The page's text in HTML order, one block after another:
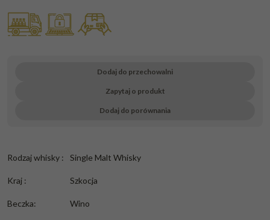
Dodaj do przechowalni
Zapytaj o produkt
Dodaj do porównania
Rodzaj whisky : Single Malt Whisky
Kraj : Szkocja
Beczka: Wino